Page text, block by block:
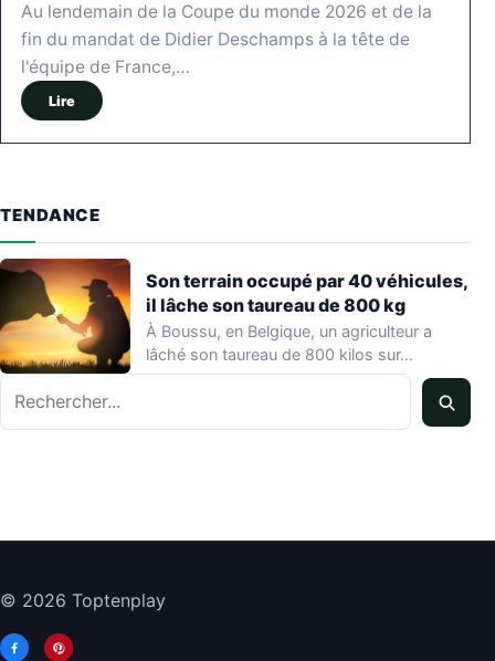
Au lendemain de la Coupe du monde 2026 et de la
fin du mandat de Didier Deschamps à la tête de
l'équipe de France,…
Lire
TENDANCE
Son terrain occupé par 40 véhicules,
il lâche son taureau de 800 kg
À Boussu, en Belgique, un agriculteur a
lâché son taureau de 800 kilos sur…
© 2026 Toptenplay